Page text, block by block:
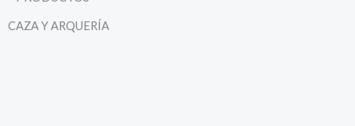
CAZA Y ARQUERÍA